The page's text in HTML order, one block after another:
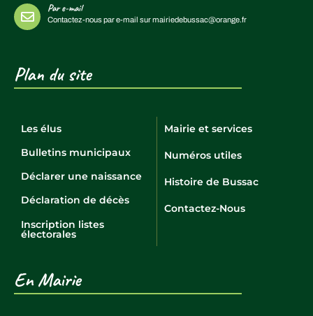
Par e-mail
Contactez-nous par e-mail surmairiedebussac@orange.fr
Plan du site
Les élus
Bulletins municipaux
Déclarer une naissance
Déclaration de décès
Inscription listes
électorales
Mairie et services
Numéros utiles
Histoire de Bussac
Contactez-Nous
En Mairie